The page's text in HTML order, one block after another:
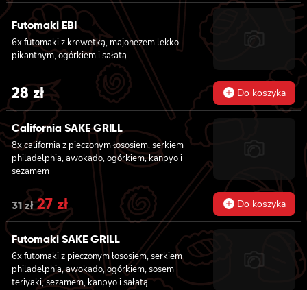
Futomaki EBI
6x futomaki z krewetką, majonezem lekko
pikantnym, ogórkiem i sałatą
28 zł Do koszyka
California SAKE GRILL
8x california z pieczonym łososiem, serkiem
philadelphia, awokado, ogórkiem, kanpyo i
sezamem
31zł Original
price
was:
31 zł.
27 złCurrent
price
is:
27 zł.
Do koszyka
Futomaki SAKE GRILL
6x futomaki z pieczonym łososiem, serkiem
philadelphia, awokado, ogórkiem, sosem
teriyaki, sezamem, kanpyo i sałatą